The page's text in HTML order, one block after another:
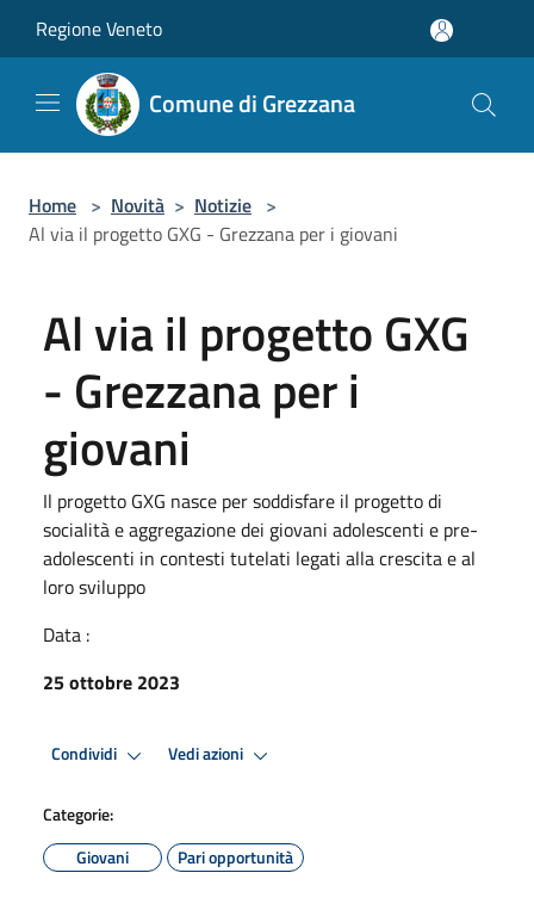
Regione Veneto
Comune di Grezzana
Home > Novità > Notizie >
Al via il progetto GXG - Grezzana per i giovani
Al via il progetto GXG
- Grezzana per i
giovani
Il progetto GXG nasce per soddisfare il progetto di
socialità e aggregazione dei giovani adolescenti e pre-
adolescenti in contesti tutelati legati alla crescita e al
loro sviluppo
Data :
25 ottobre 2023
Condividi Vedi azioni
Categorie:
Giovani
Pari opportunità